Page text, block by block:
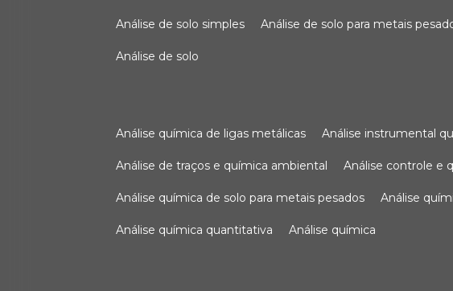
análise de solo simples análise de solo para metais
análise de solo
análise química de ligas metálicas análise instrumental
análise de traços e química ambiental análise controle e
análise química de solo para metais pesados análise
análise química quantitativa análise química